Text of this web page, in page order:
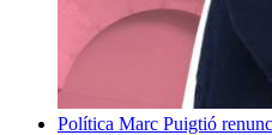
Política Marc Puigtió